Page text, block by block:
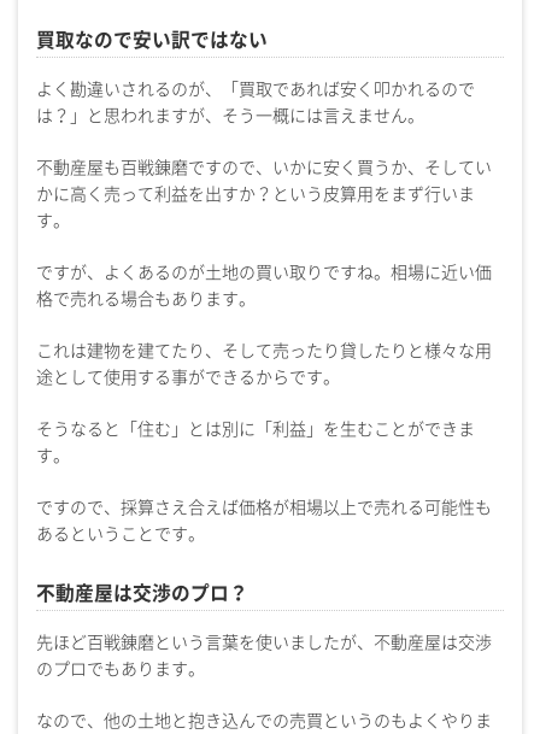
買取なので安い訳ではない
よく勘違いされるのが、「買取であれば安く叩かれるので
は？」と思われますが、そう一概には言えません。
不動産屋も百戦錬磨ですので、いかに安く買うか、そしてい
かに高く売って利益を出すか？という皮算用をまず行いま
す。
ですが、よくあるのが土地の買い取りですね。相場に近い価
格で売れる場合もあります。
これは建物を建てたり、そして売ったり貸したりと様々な用
途として使用する事ができるからです。
そうなると「住む」とは別に「利益」を生むことができま
す。
ですので、採算さえ合えば価格が相場以上で売れる可能性も
あるということです。
不動産屋は交渉のプロ？
先ほど百戦錬磨という言葉を使いましたが、不動産屋は交渉
のプロでもあります。
なので、他の土地と抱き込んでの売買というのもよくやりま